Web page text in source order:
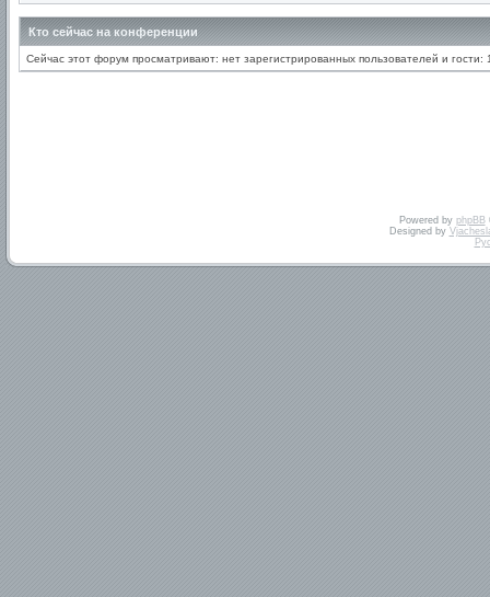
Кто сейчас на конференции
Сейчас этот форум просматривают: нет зарегистрированных пользователей и гости:
Powered by phpBB
Designed by